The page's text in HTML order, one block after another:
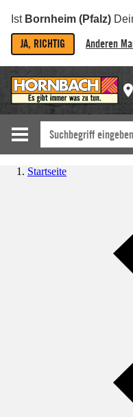
Ist Bornheim (Pfalz)
JA, RICHTIG Anderen
Startseite